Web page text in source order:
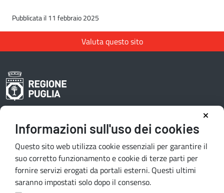
Informazioni sull'uso dei cookies
Questo sito web utilizza cookie essenziali per garantire il
suo corretto funzionamento e cookie di terze parti per
fornire servizi erogati da portali esterni. Questi ultimi
saranno impostati solo dopo il consenso.
Pubblicata il 11 febbraio 2025
Valuta questo sito
Area riservata redattori
Contatti e indirizzi
Lungomare N. Sauro, 33 - 70121 Bari